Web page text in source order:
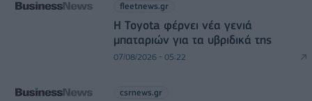
fleetnews.gr
Η Toyota φέρνει νέα γενιά
μπαταριών για τα υβριδικά της
07/08/2026 - 05:22
csrnews.gr